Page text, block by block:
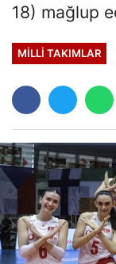
18) mağlup
MILLI TAKIMLAR